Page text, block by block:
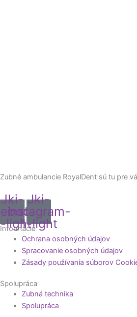
Zubné ambulancie RoyalDent sú tu pre
Jki-
light
Jki-
instagram-
1-light
Informácie
Ochrana osobných údajov
Spracovanie osobných údajov
Zásady používania súborov
Spolupráca
Zubná technika
Spolupráca